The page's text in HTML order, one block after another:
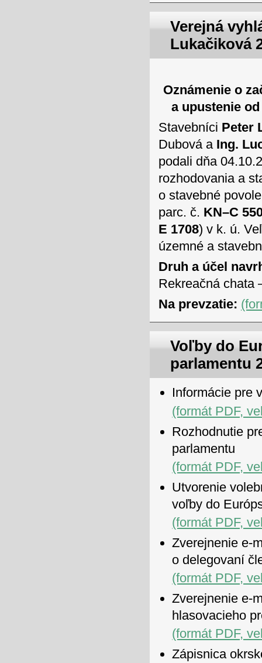
Verejná
Lukačiková
Oznámenie o
a upustenie
Stavebníci Peter
Dubová a Ing.
podali dňa
rozhodovania a
o stavebné
parc. č. KN–C
E 1708) v k. ú.
územné a
Druh a účel
Rekreačná chata
Na prevzatie:
Voľby do
parlamentu
Informácie pre
(formát PDF,
Rozhodnutie
parlamentu
(formát PDF,
Utvorenie
voľby do
(formát PDF,
Zverejnenie e-
o delegovaní
(formát PDF,
Zverejnenie e-
hlasovacieho
(formát PDF,
Zápisnica